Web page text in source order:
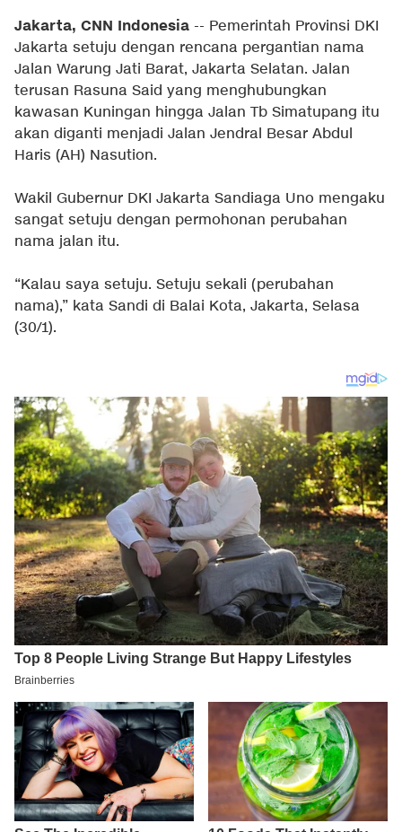
Jakarta, CNN Indonesia -- Pemerintah Provinsi DKI
Jakarta setuju dengan rencana pergantian nama
Jalan Warung Jati Barat, Jakarta Selatan. Jalan
terusan Rasuna Said yang menghubungkan
kawasan Kuningan hingga Jalan Tb Simatupang itu
akan diganti menjadi Jalan Jendral Besar Abdul
Haris (AH) Nasution.
Wakil Gubernur DKI Jakarta Sandiaga Uno mengaku
sangat setuju dengan permohonan perubahan
nama jalan itu.
“Kalau saya setuju. Setuju sekali (perubahan
nama),” kata Sandi di Balai Kota, Jakarta, Selasa
(30/1).